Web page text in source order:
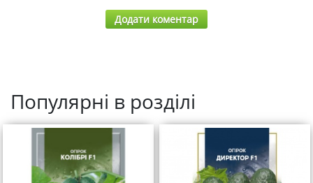
Додати коментар
Популярні в розділі